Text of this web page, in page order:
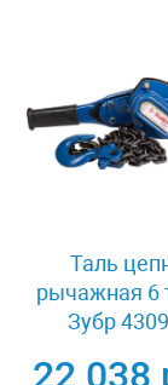
Таль
рычажная 6
Зубр
22 038